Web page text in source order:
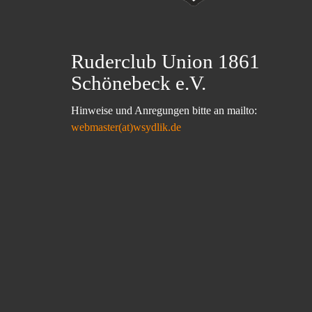
Ruderclub Union 1861
Schönebeck e.V.
Hinweise und Anregungen bitte an mailto:
webmaster(at)wsydlik.de